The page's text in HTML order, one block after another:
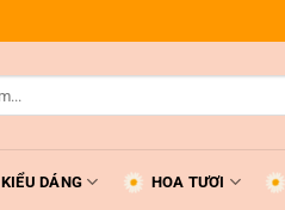
KIỂU DÁNG HOA TƯƠI